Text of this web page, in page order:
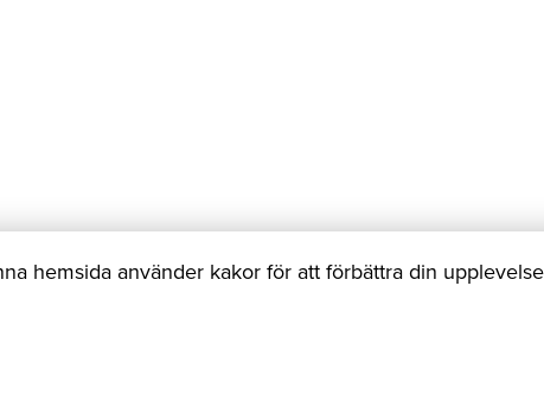
hemsida använder kakor för att förbättra din upplevelse